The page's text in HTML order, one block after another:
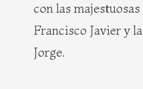
con las
Francisco Javier y
Jorge.